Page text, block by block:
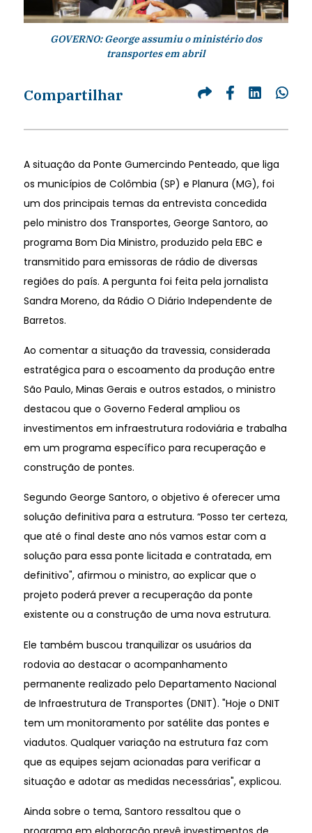
GOVERNO: George assumiu o ministério dos
transportes em abril
Compartilhar
A situação da Ponte Gumercindo Penteado, que liga
os municípios de Colômbia (SP) e Planura (MG), foi
um dos principais temas da entrevista concedida
pelo ministro dos Transportes, George Santoro, ao
programa Bom Dia Ministro, produzido pela EBC e
transmitido para emissoras de rádio de diversas
regiões do país. A pergunta foi feita pela jornalista
Sandra Moreno, da Rádio O Diário Independente de
Barretos.
Ao comentar a situação da travessia, considerada
estratégica para o escoamento da produção entre
São Paulo, Minas Gerais e outros estados, o ministro
destacou que o Governo Federal ampliou os
investimentos em infraestrutura rodoviária e trabalha
em um programa específico para recuperação e
construção de pontes.
Segundo George Santoro, o objetivo é oferecer uma
solução definitiva para a estrutura. “Posso ter certeza,
que até o final deste ano nós vamos estar com a
solução para essa ponte licitada e contratada, em
definitivo", afirmou o ministro, ao explicar que o
projeto poderá prever a recuperação da ponte
existente ou a construção de uma nova estrutura.
Ele também buscou tranquilizar os usuários da
rodovia ao destacar o acompanhamento
permanente realizado pelo Departamento Nacional
de Infraestrutura de Transportes (DNIT). "Hoje o DNIT
tem um monitoramento por satélite das pontes e
viadutos. Qualquer variação na estrutura faz com
que as equipes sejam acionadas para verificar a
situação e adotar as medidas necessárias", explicou.
Ainda sobre o tema, Santoro ressaltou que o